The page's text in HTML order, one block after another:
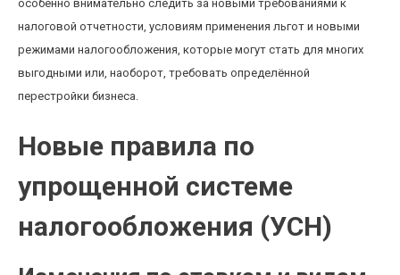
особенно внимательно следить за новыми требованиями к
налоговой отчетности, условиям применения льгот и новыми
режимами налогообложения, которые могут стать для многих
выгодными или, наоборот, требовать определённой
перестройки бизнеса.
Новые правила по
упрощенной системе
налогообложения (УСН)